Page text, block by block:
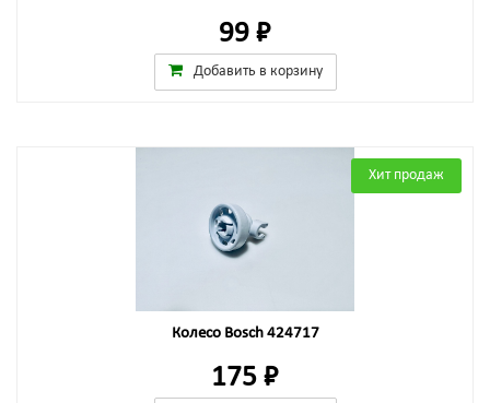
99 ₽
Добавить в корзину
Хит продаж
Колесо Bosch 424717
175 ₽